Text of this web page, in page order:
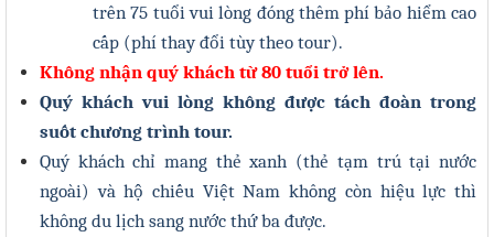
trên 75 tuổi vui lòng đóng thêm phí bảo hiểm cao
cấp (phí thay đổi tùy theo tour).
Không nhận quý khách từ 80 tuổi trở lên.
Quý khách vui lòng không được tách đoàn trong
suốt chương trình tour.
Quý khách chỉ mang thẻ xanh (thẻ tạm trú tại nước
ngoài) và hộ chiếu Việt Nam không còn hiệu lực thì
không du lịch sang nước thứ ba được.